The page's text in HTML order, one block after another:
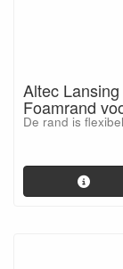
Altec
Foamrand
De rand is